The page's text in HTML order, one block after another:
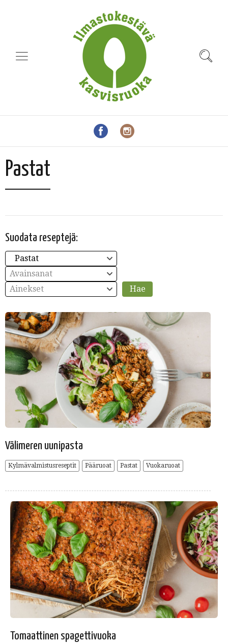
Pastat
Suodata reseptejä:
Pastat
Avainsanat
Ainekset
Välimeren uunipasta
Kylmävalmistusreseptit Pääruoat Pastat Vuokaruoat
Tomaattinen spagettivuoka